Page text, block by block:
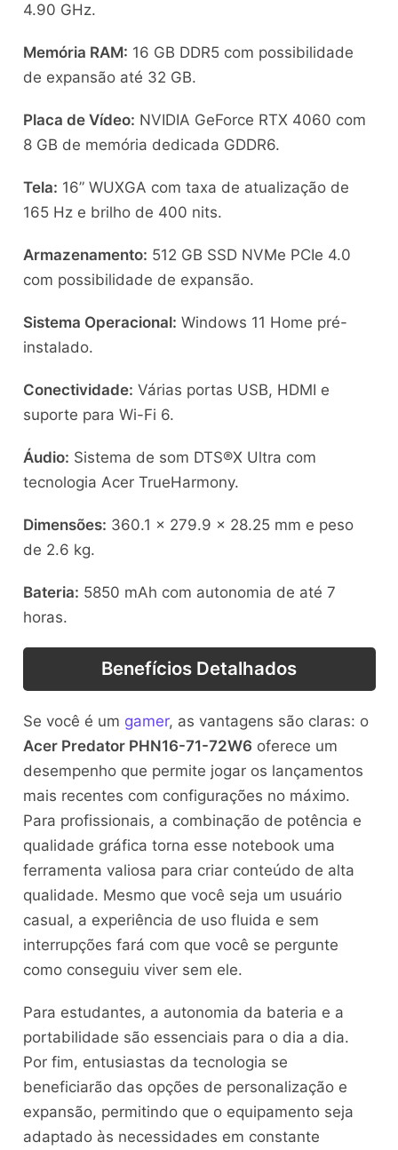
4.90 GHz.
Memória RAM: 16 GB DDR5 com possibilidade
de expansão até 32 GB.
Placa de Vídeo: NVIDIA GeForce RTX 4060 com
8 GB de memória dedicada GDDR6.
Tela: 16” WUXGA com taxa de atualização de
165 Hz e brilho de 400 nits.
Armazenamento: 512 GB SSD NVMe PCIe 4.0
com possibilidade de expansão.
Sistema Operacional: Windows 11 Home pré-
instalado.
Conectividade: Várias portas USB, HDMI e
suporte para Wi-Fi 6.
Áudio: Sistema de som DTS®X Ultra com
tecnologia Acer TrueHarmony.
Dimensões: 360.1 x 279.9 x 28.25 mm e peso
de 2.6 kg.
Bateria: 5850 mAh com autonomia de até 7
horas.
Benefícios Detalhados
Se você é um gamer, as vantagens são claras: o
Acer Predator PHN16-71-72W6 oferece um
desempenho que permite jogar os lançamentos
mais recentes com configurações no máximo.
Para profissionais, a combinação de potência e
qualidade gráfica torna esse notebook uma
ferramenta valiosa para criar conteúdo de alta
qualidade. Mesmo que você seja um usuário
casual, a experiência de uso fluida e sem
interrupções fará com que você se pergunte
como conseguiu viver sem ele.
Para estudantes, a autonomia da bateria e a
portabilidade são essenciais para o dia a dia.
Por fim, entusiastas da tecnologia se
beneficiarão das opções de personalização e
expansão, permitindo que o equipamento seja
adaptado às necessidades em constante